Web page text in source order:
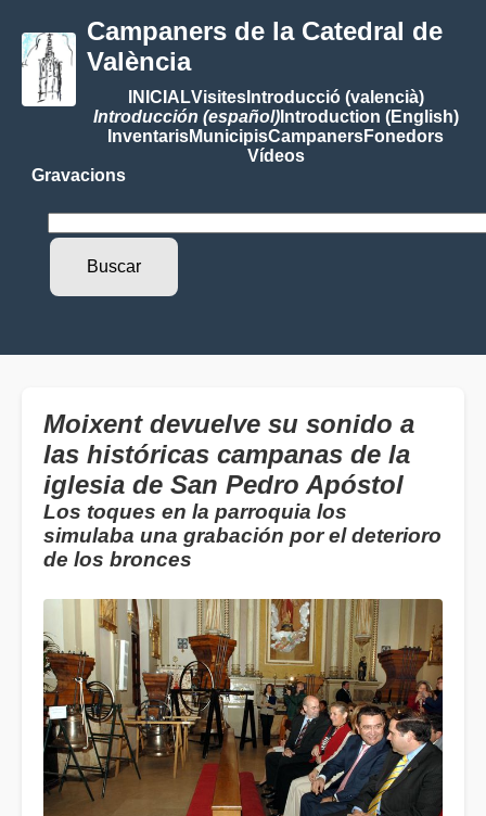
Campaners de la Catedral de
València
INICIALVisitesIntroducció (valencià)
Introducción (español)Introduction (English)
InventarisMunicipisCampanersFonedors
Vídeos
Gravacions
Moixent devuelve su sonido a
las históricas campanas de la
iglesia de San Pedro Apóstol
Los toques en la parroquia los
simulaba una grabación por el deterioro
de los bronces